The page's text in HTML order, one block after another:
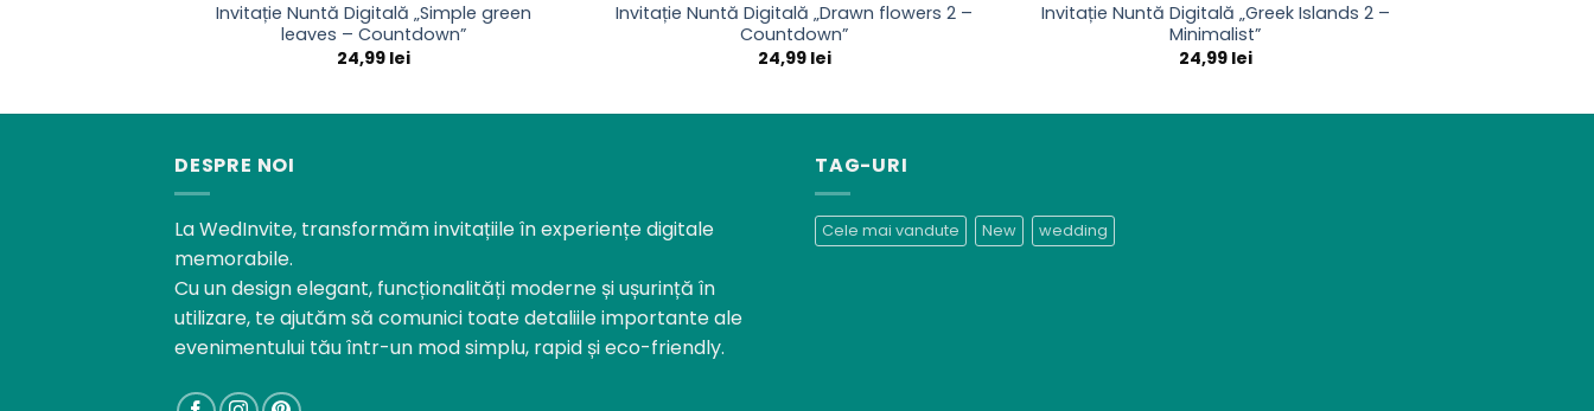
Invitație Nuntă Digitală „Simple green
leaves – Countdown”
24,99 lei
Invitație Nuntă Digitală „Drawn flowers 2 –
Countdown”
24,99 lei
Invitație Nuntă Digitală „Greek Islands 2 –
Minimalist”
24,99 lei
DESPRE NOI
La WedInvite, transformăm invitațiile în experiențe digitale
memorabile.
Cu un design elegant, funcționalități moderne și ușurință în
utilizare, te ajutăm să comunici toate detaliile importante ale
evenimentului tău într-un mod simplu, rapid și eco-friendly.
TAG-URI
Cele mai vandute New wedding